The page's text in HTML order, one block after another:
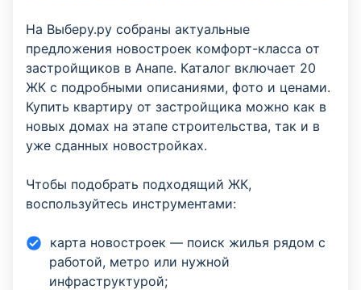
На Выберу.ру собраны актуальные
предложения новостроек комфорт-класса от
застройщиков в Анапе. Каталог включает 20
ЖК с подробными описаниями, фото и ценами.
Купить квартиру от застройщика можно как в
новых домах на этапе строительства, так и в
уже сданных новостройках.
Чтобы подобрать подходящий ЖК,
воспользуйтесь инструментами:
карта новостроек — поиск жилья рядом с
работой, метро или нужной
инфраструктурой;